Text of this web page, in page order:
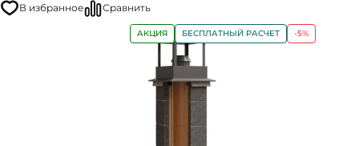
В избранное Сравнить
АКЦИЯ БЕСПЛАТНЫЙ РАСЧЕТ -5%